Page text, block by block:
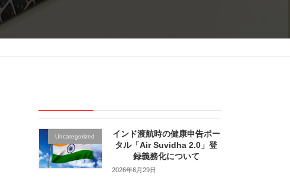
Uncategorized
インド渡航時の健康申告ポー
タル「Air Suvidha 2.0」登
録義務化について
2026年6月29日